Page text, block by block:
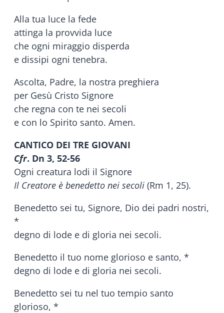
Alla tua luce la fede
attinga la provvida luce
che ogni miraggio disperda
e dissipi ogni tenebra.
Ascolta, Padre, la nostra preghiera
per Gesù Cristo Signore
che regna con te nei secoli
e con lo Spirito santo. Amen.
CANTICO DEI TRE GIOVANI
Cfr. Dn 3, 52-56
Ogni creatura lodi il Signore
Il Creatore è benedetto nei secoli (Rm 1, 25).
Benedetto sei tu, Signore, Dio dei padri nostri,
*
degno di lode e di gloria nei secoli.
Benedetto il tuo nome glorioso e santo, *
degno di lode e di gloria nei secoli.
Benedetto sei tu nel tuo tempio santo
glorioso, *